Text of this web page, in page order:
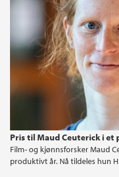
Pris til Maud Ceuterick i et
Film- og kjønnsforsker Maud
produktivt år. Nå tildeles hun